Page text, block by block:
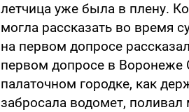
летчица уже была в плену.
могла рассказать во время
на первом допросе
первом допросе в Воронеже
палаточном городке, как
забросала водомет,